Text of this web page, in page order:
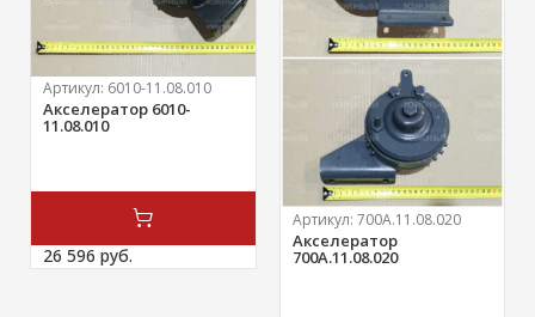
Артикул: 6010-11.08.010
Акселератор 6010-
11.08.010
26 596 руб.
Артикул: 700А.11.08.020
Акселератор
700А.11.08.020